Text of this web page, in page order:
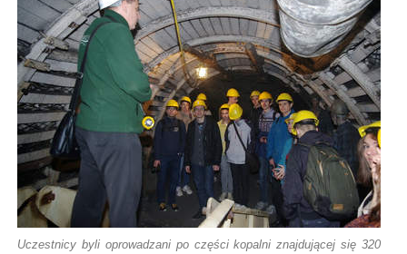
Uczestnicy byli oprowadzani po części kopalni znajdującej się 320